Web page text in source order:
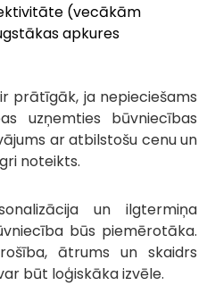
(vecākām
apkures
prātīgāk, ja nepieciešams
uzņemties būvniecības
ar atbilstošu cenu un
noteikts.
un ilgtermiņa
būs piemērotāka.
ātrums un skaidrs
būt loģiskāka izvēle.